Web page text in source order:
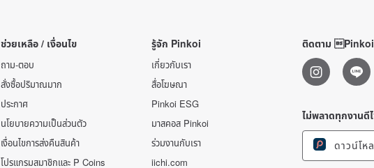
ช่วยเหลือ / เงื่อนไข
ถาม-ตอบ
สั่งซื้อปริมาณมาก
ประกาศ
นโยบายความเป็นส่วนตัว
เงื่อนไขการส่งคืนสินค้า
โปรแกรมสมาชิกและ P Coins
รู้จัก Pinkoi
เกี่ยวกับเรา
สื่อโฆษณา
Pinkoi ESG
มาสคอส Pinkoi
ร่วมงานกับเรา
iichi.com
ติดตาม Pinkoi
ไม่พลาดทุกงานดี
ดาวน์โ